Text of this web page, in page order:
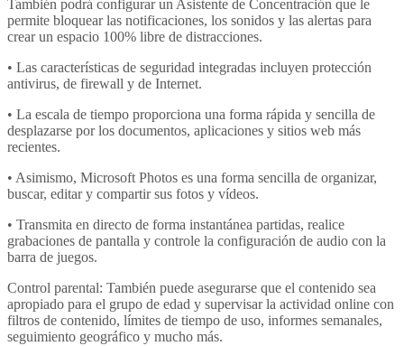
También podrá configurar un Asistente de Concentración que le
permite bloquear las notificaciones, los sonidos y las alertas para
crear un espacio 100% libre de distracciones.
• Las características de seguridad integradas incluyen protección
antivirus, de firewall y de Internet.
• La escala de tiempo proporciona una forma rápida y sencilla de
desplazarse por los documentos, aplicaciones y sitios web más
recientes.
• Asimismo, Microsoft Photos es una forma sencilla de organizar,
buscar, editar y compartir sus fotos y vídeos.
• Transmita en directo de forma instantánea partidas, realice
grabaciones de pantalla y controle la configuración de audio con la
barra de juegos.
Control parental: También puede asegurarse que el contenido sea
apropiado para el grupo de edad y supervisar la actividad online con
filtros de contenido, límites de tiempo de uso, informes semanales,
seguimiento geográfico y mucho más.